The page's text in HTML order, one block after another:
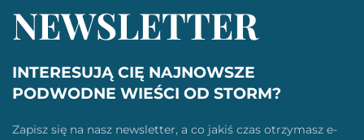
NEWSLETTER
INTERESUJĄ CIĘ NAJNOWSZE
PODWODNE WIEŚCI OD STORM?
Zapisz się na nasz newsletter, a co jakiś czas otrzymasz e-